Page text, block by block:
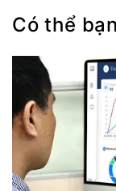
Có thể